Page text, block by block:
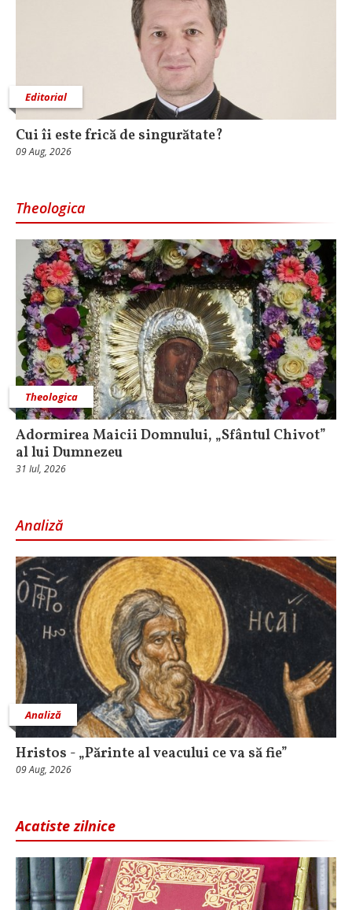
Editorial
Cui îi este frică de singurătate?
09 Aug, 2026
Theologica
Theologica
Adormirea Maicii Domnului, „Sfântul Chivot”
al lui Dumnezeu
31 Iul, 2026
Analiză
Analiză
Hristos - „Părinte al veacului ce va să fie”
09 Aug, 2026
Acatiste zilnice